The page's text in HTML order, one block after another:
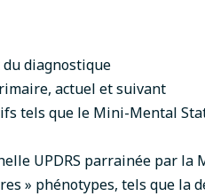
diagnostique
actuel et suivant
tels que le Mini-Mental
UPDRS parrainée par la
» phénotypes, tels que la